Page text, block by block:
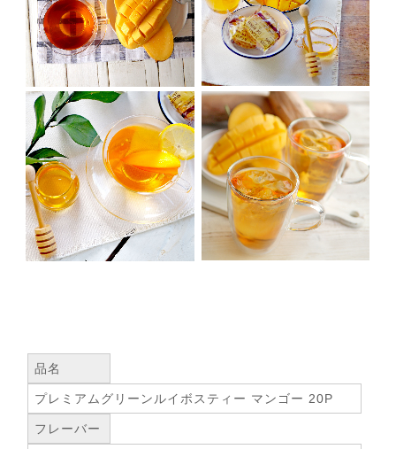
品名
プレミアムグリーンルイボスティー マンゴー 20P
フレーバー